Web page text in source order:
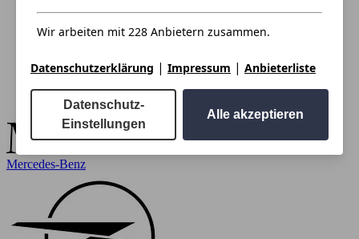
Mercedes-Benz
Wir arbeiten mit 228 Anbietern zusammen.
Datenschutzerklärung | Impressum | Anbieterliste
Datenschutz-
Einstellungen
Alle akzeptieren